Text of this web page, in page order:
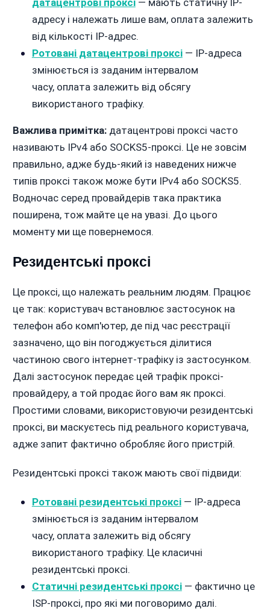
датацентрові проксі— мають статичну IP-
адресу і належать лише вам, оплата залежить
від кількості IP-адрес.
Ротовані датацентрові проксі— IP-адреса
змінюється із заданим інтервалом
часу, оплата залежить від обсягу
використаного трафіку.
Важлива примітка:датацентрові проксі часто
називають IPv4 або SOCKS5-проксі. Це не зовсім
правильно, адже будь-який із наведених нижче
типів проксі також може бути IPv4 або SOCKS5.
Водночас серед провайдерів така практика
поширена, тож майте це на увазі. До цього
моменту ми ще повернемося.
Резидентські проксі
Це проксі, що належать реальним людям. Працює
це так: користувач встановлює застосунок на
телефон або комп'ютер, де під час реєстрації
зазначено, що він погоджується ділитися
частиною свого інтернет-трафіку із застосунком.
Далі застосунок передає цей трафік проксі-
провайдеру, а той продає його вам як проксі.
Простими словами, використовуючи резидентські
проксі, ви маскуєтесь під реального користувача,
адже запит фактично обробляє його пристрій.
Резидентські проксі також мають свої підвиди:
Ротовані резидентські проксі— IP-адреса
змінюється із заданим інтервалом
часу, оплата залежить від обсягу
використаного трафіку. Це класичні
резидентські проксі.
Статичні резидентські проксі— фактично це
ISP-проксі, про які ми поговоримо далі.